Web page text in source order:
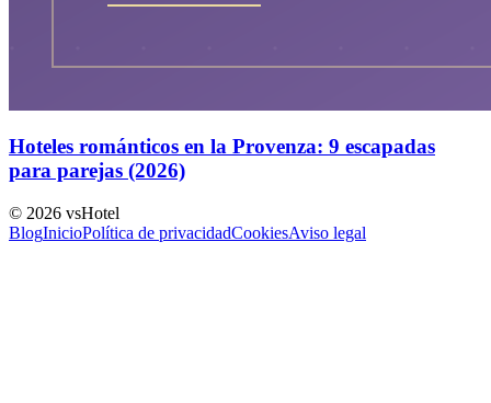
Hoteles románticos en la Provenza: 9 escapadas
para parejas (2026)
© 2026 vsHotel
BlogInicioPolítica de privacidadCookiesAviso legal